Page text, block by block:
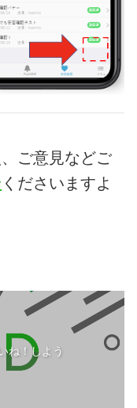
ご意見などご
くださいますよ
ね！しよう